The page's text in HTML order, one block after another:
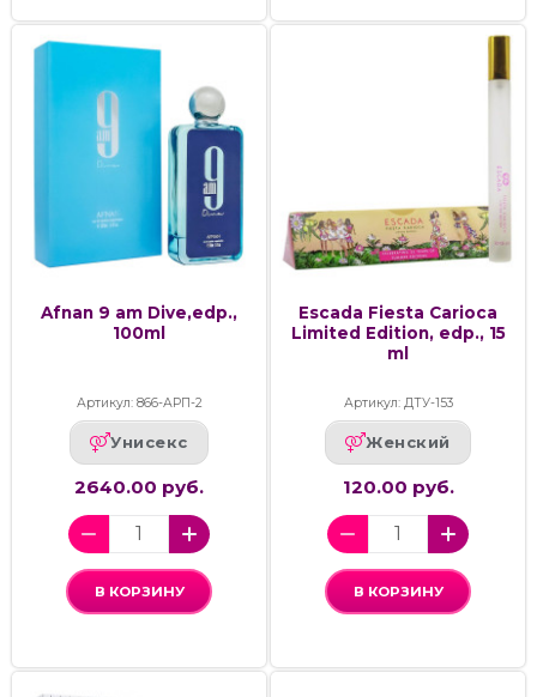
Afnan 9 am Dive,edp.,
100ml
Артикул: 866-АРП-2
Унисекс
2640.00 руб.
В КОРЗИНУ
Escada Fiesta Carioca
Limited Edition, edp., 15
ml
Артикул: ДТУ-153
Женский
120.00 руб.
В КОРЗИНУ